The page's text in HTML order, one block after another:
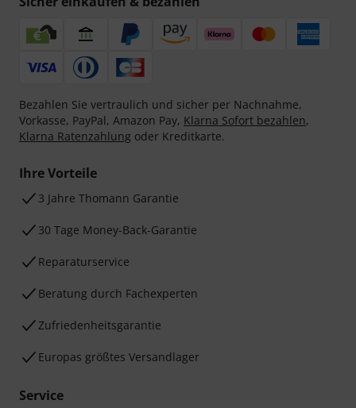
Bezahlen Sie vertraulich und sicher per Nachnahme,
Vorkasse, PayPal, Amazon Pay, Klarna Sofort bezahlen,
Klarna Ratenzahlung oder Kreditkarte.
Ihre Vorteile
3 Jahre Thomann Garantie
30 Tage Money-Back-Garantie
Reparaturservice
Beratung durch Fachexperten
Zufriedenheitsgarantie
Europas größtes Versandlager
Service